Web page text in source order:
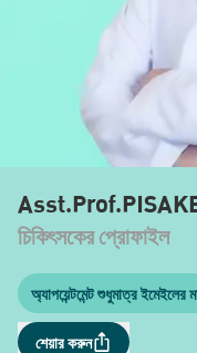
চিকিৎসকের প্রোফাইল
অ্যাপয়েন্টমেন্ট শুধুমাত্র ইমেইলের
শেয়ার করুন